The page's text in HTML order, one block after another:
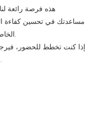
هذه فرصة رائعة
من خلال تقنية الإسكان "Plug & Play" الخاصة بنا.
إذا كنت تخطط للحضور،
مخصص لجلسة استشارة معمقة في جناحنا.